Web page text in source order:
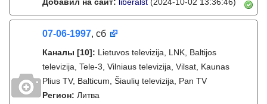
07-06-1997, сб
Каналы [10]: Lietuvos televizija, LNK, Baltijos
televizija, Tele-3, Vilniaus televizija, Vilsat, Kaunas
Plius TV, Balticum, Šiaulių televizija, Pan TV
Регион: Литва